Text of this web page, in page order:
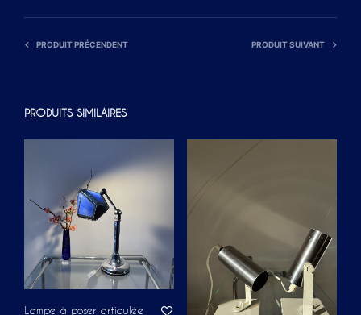
:
PRODUIT PRÉCENDENT PRODUIT SUIVANT
PRODUITS SIMILAIRES
Lampe à poser articulée